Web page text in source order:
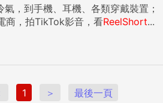
，到手機、耳機、各類穿戴裝置；
商，拍TikTok影音，看ReelShort...
1 ＞ 最後一頁